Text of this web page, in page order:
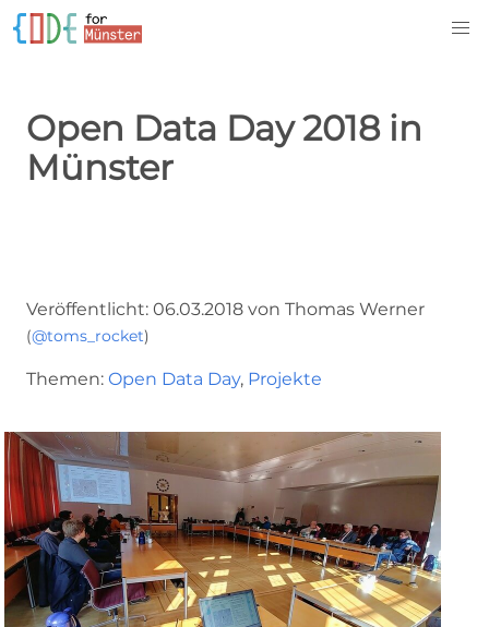
Open Data Day 2018 in
Münster
Veröffentlicht: 06.03.2018 von Thomas Werner
(@toms_rocket)
Themen: Open Data Day, Projekte